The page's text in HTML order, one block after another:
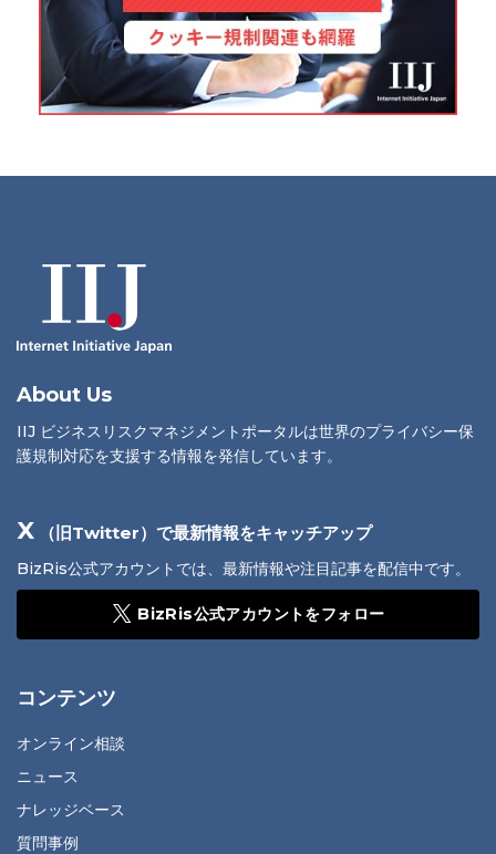
About Us
IIJ ビジネスリスクマネジメントポータルは世界のプライバシー保
護規制対応を支援する情報を発信しています。
X （旧Twitter）で最新情報をキャッチアップ
BizRis公式アカウントでは、最新情報や注目記事を配信中です。
BizRis公式アカウントをフォロー
コンテンツ
オンライン相談
ニュース
ナレッジベース
質問事例